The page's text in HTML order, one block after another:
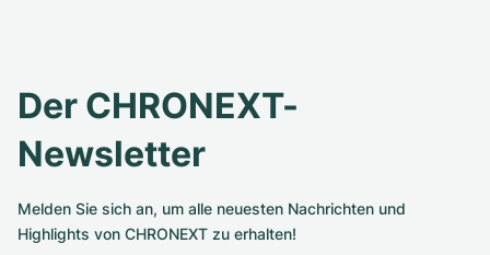
Der CHRONEXT-
Newsletter
Melden Sie sich an, um alle neuesten Nachrichten und
Highlights von CHRONEXT zu erhalten!